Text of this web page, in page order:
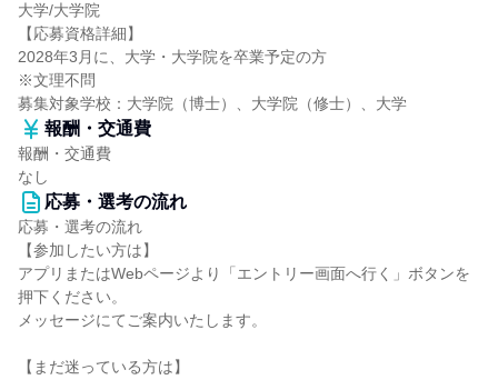
大学/大学院
【応募資格詳細】
2028年3月に、大学・大学院を卒業予定の方
※文理不問
募集対象学校：大学院（博士）、大学院（修士）、大学
報酬・交通費
報酬・交通費
なし
応募・選考の流れ
応募・選考の流れ
【参加したい方は】
アプリまたはWebページより「エントリー画面へ行く」ボタンを
押下ください。
メッセージにてご案内いたします。
【まだ迷っている方は】